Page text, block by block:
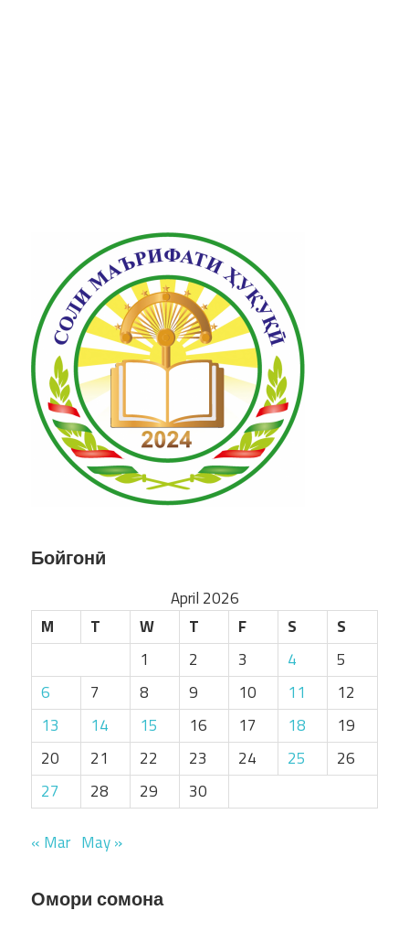
Бойгонӣ
April 2026
M
T W T F S
S
1
2 3 4
5
6
7 8 9 10 11
12
13
14 15 16 17 18
19
20
21 22 23 24 25
26
27
28 29 30
« Mar May »
Омори сомона